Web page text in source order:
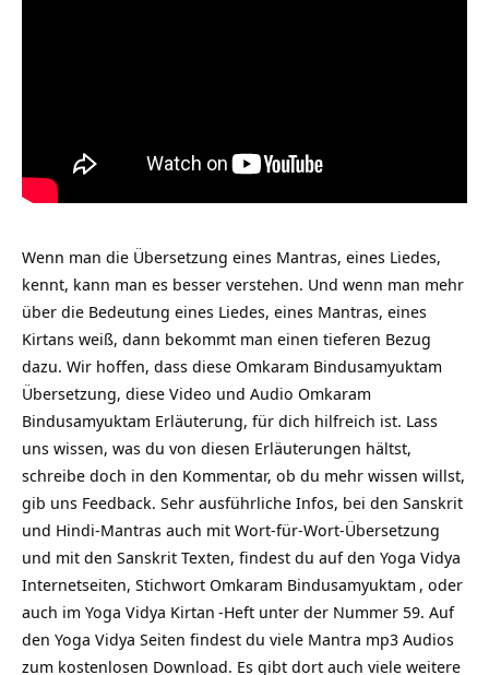
Wenn man die Übersetzung eines Mantras, eines Liedes,
kennt, kann man es besser verstehen. Und wenn man mehr
über die Bedeutung eines Liedes, eines Mantras, eines
Kirtans weiß, dann bekommt man einen tieferen Bezug
dazu. Wir hoffen, dass diese Omkaram Bindusamyuktam
Übersetzung, diese Video und Audio Omkaram
Bindusamyuktam Erläuterung, für dich hilfreich ist. Lass
uns wissen, was du von diesen Erläuterungen hältst,
schreibe doch in den Kommentar, ob du mehr wissen willst,
gib uns Feedback. Sehr ausführliche Infos, bei den Sanskrit
und Hindi-Mantras auch mit Wort-für-Wort-Übersetzung
und mit den Sanskrit Texten, findest du auf den Yoga Vidya
Internetseiten, Stichwort Omkaram Bindusamyuktam , oder
auch im Yoga Vidya Kirtan -Heft unter der Nummer 59. Auf
den Yoga Vidya Seiten findest du viele Mantra mp3 Audios
zum kostenlosen Download. Es gibt dort auch viele weitere